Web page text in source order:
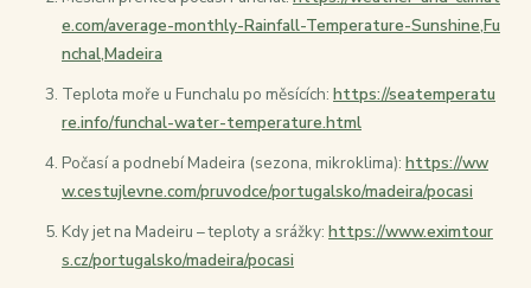
e.com/average-monthly-Rainfall-Temperature-Sunshine,Fu
nchal,Madeira
Teplota moře u Funchalu po měsících: https://seatemperatu
re.info/funchal-water-temperature.html
Počasí a podnebí Madeira (sezona, mikroklima): https://ww
w.cestujlevne.com/pruvodce/portugalsko/madeira/pocasi
Kdy jet na Madeiru – teploty a srážky: https://www.eximtour
s.cz/portugalsko/madeira/pocasi